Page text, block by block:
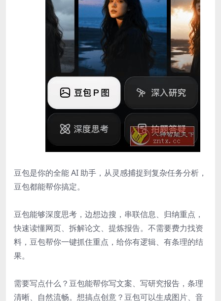
豆包是你的全能 AI 助手，从灵感捕捉到复杂任务分析，
豆包都能帮你搞定。
豆包能够深度思考，边想边搜，串联信息、归纳重点，
快速读懂网页、拆解论文、提炼报告。不需要费力找资
料，豆包帮你一键抓住重点，给你有逻辑、有条理的结
果。
需要写点什么？豆包能帮你写文案、写研究报告，条理
清晰、自然流畅。想搞点创意？豆包可以生成图片、音